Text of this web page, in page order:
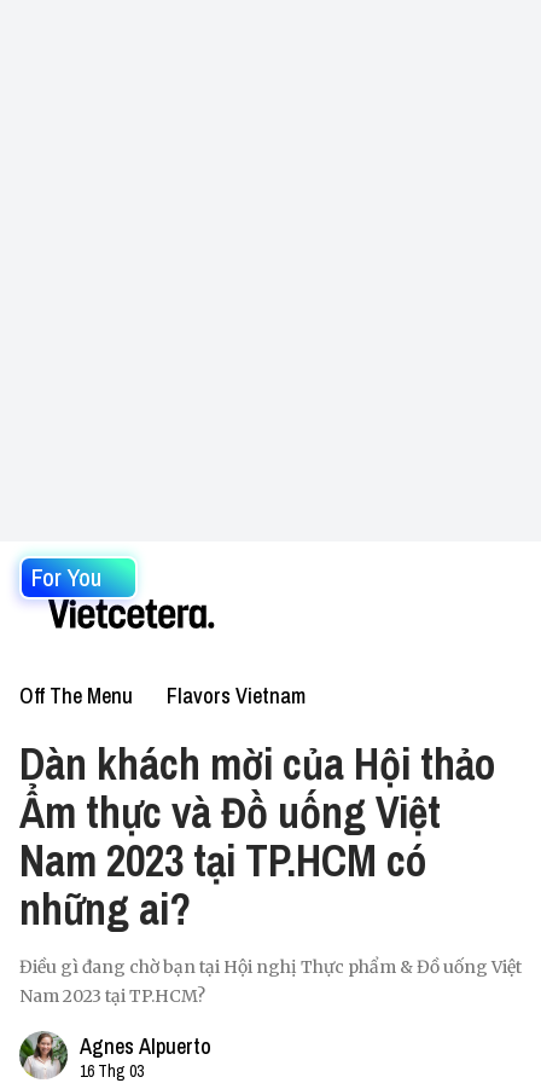
For You
Off The Menu Flavors Vietnam
Dàn khách mời của Hội thảo
Ẩm thực và Đồ uống Việt
Nam 2023 tại TP.HCM có
những ai?
Điều gì đang chờ bạn tại Hội nghị Thực phẩm & Đồ uống Việt
Nam 2023 tại TP.HCM?
Agnes Alpuerto
16 Thg 03